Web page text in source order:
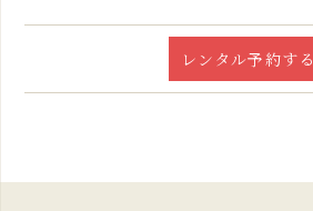
レンタル予約する